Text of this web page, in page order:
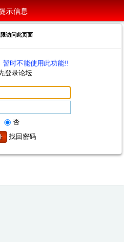
示信息
访问此页面
暂时不能使用此功能!!
登录论坛
否
找回密码